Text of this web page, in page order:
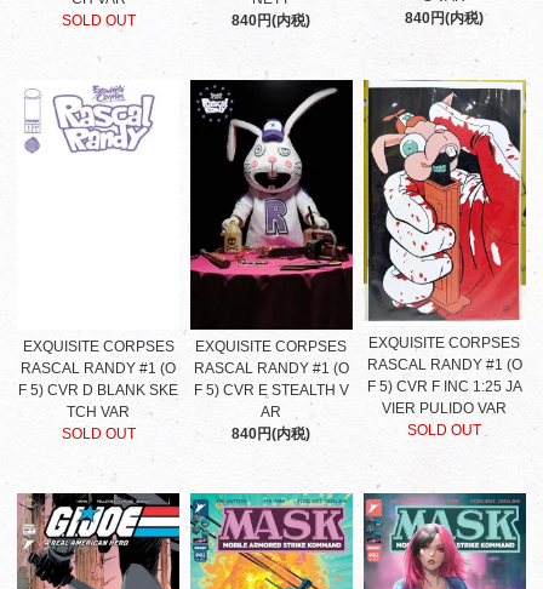
SOLD OUT
840円(内税)
840円(内税)
EXQUISITE CORPSES
RASCAL RANDY #1 (O
F 5) CVR D BLANK SKE
TCH VAR
SOLD OUT
EXQUISITE CORPSES
RASCAL RANDY #1 (O
F 5) CVR E STEALTH V
AR
840円(内税)
EXQUISITE CORPSES
RASCAL RANDY #1 (O
F 5) CVR F INC 1:25 JA
VIER PULIDO VAR
SOLD OUT